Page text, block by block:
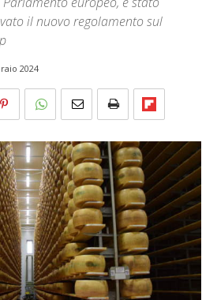
il nuovo regolamento sul
2024